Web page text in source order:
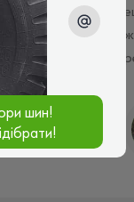
шин!